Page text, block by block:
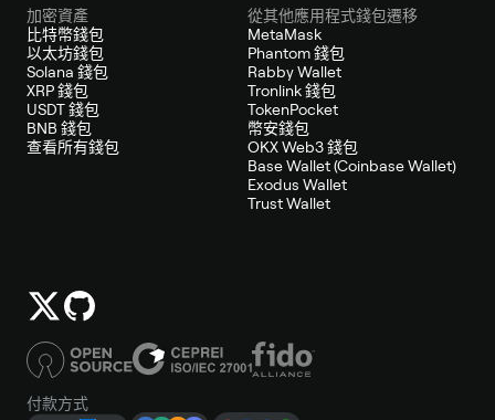
加密資產
比特幣錢包
以太坊錢包
Solana 錢包
XRP 錢包
USDT 錢包
BNB 錢包
查看所有錢包
從其他應用程式錢包遷移
MetaMask
Phantom 錢包
Rabby Wallet
Tronlink 錢包
TokenPocket
幣安錢包
OKX Web3 錢包
Base Wallet (Coinbase Wallet)
Exodus Wallet
Trust Wallet
付款方式